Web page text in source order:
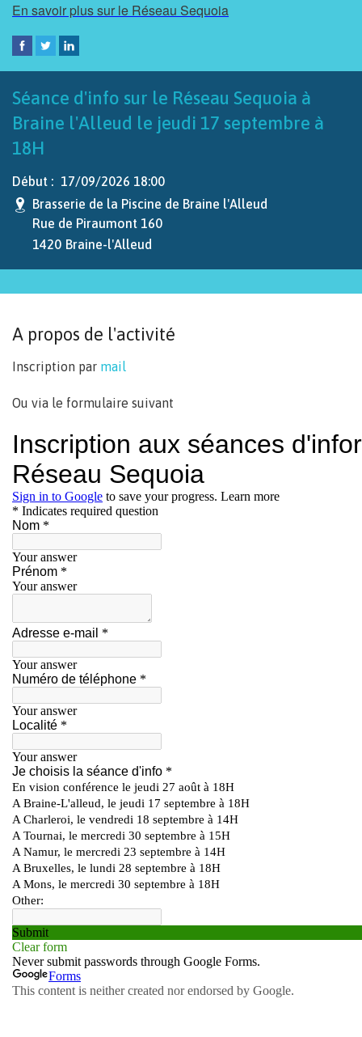
En savoir plus sur le Réseau Sequoia
Séance d'info sur le Réseau Sequoia à
Braine l'Alleud le jeudi 17 septembre à
18H
Début : 17/09/2026 18:00
Brasserie de la Piscine de Braine l'Alleud
Rue de Piraumont 160
1420 Braine-l'Alleud
A propos de l'activité
Inscription par mail
Ou via le formulaire suivant